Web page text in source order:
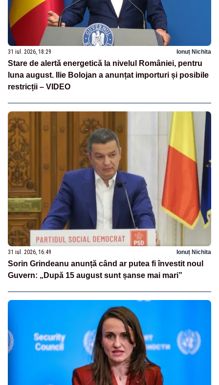
31 iul. 2026, 18:29 Ionuț Nichita
Stare de alertă energetică la nivelul României, pentru
luna august. Ilie Bolojan a anunțat importuri și posibile
restricții – VIDEO
31 iul. 2026, 16:49 Ionuț Nichita
Sorin Grindeanu anunță când ar putea fi învestit noul
Guvern: „După 15 august sunt șanse mai mari”